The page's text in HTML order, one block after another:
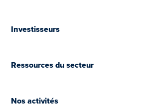
Investisseurs
Ressources du secteur
Nos activités